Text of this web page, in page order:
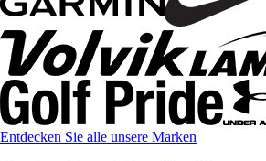
Entdecken Sie alle unsere Marken